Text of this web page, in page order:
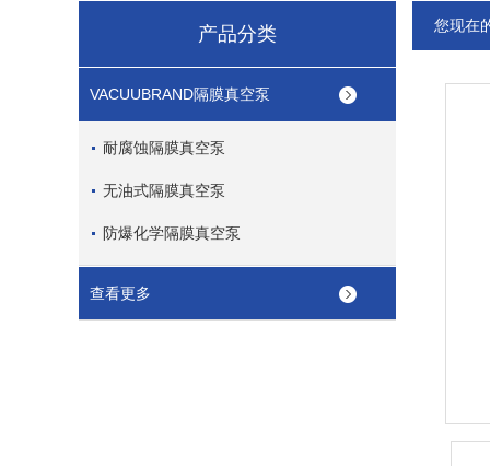
产品分类
VACUUBRAND隔膜真空泵
耐腐蚀隔膜真空泵
无油式隔膜真空泵
防爆化学隔膜真空泵
查看更多
您现在